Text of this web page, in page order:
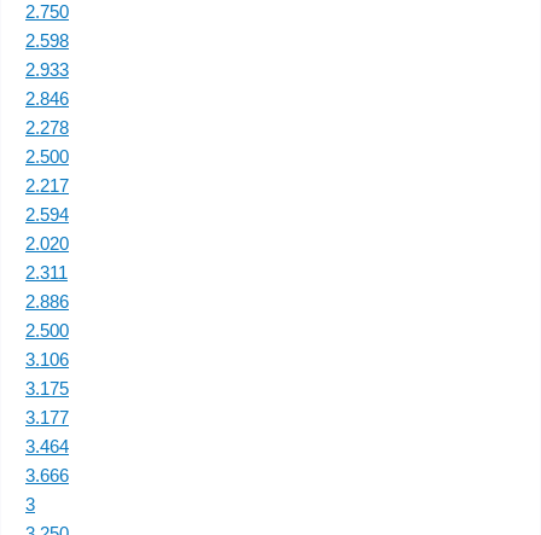
2.750
2.598
2.933
2.846
2.278
2.500
2.217
2.594
2.020
2.311
2.886
2.500
3.106
3.175
3.177
3.464
3.666
3